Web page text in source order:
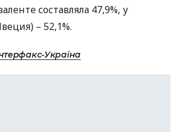
составляла 47,9%, у
– 52,1%.
Україна